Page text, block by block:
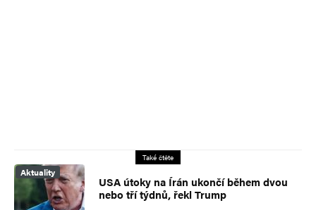
Také čtěte
Aktuality
USA útoky na Írán ukončí během dvou
nebo tří týdnů, řekl Trump